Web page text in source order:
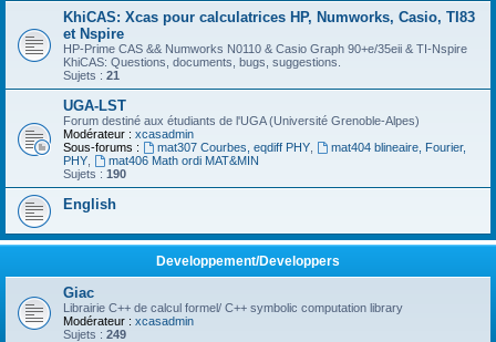
KhiCAS: Xcas pour calculatrices HP, Numworks, Casio, TI83
et Nspire
HP-Prime CAS && Numworks N0110 & Casio Graph 90+e/35eii & TI-Nspire
KhiCAS: Questions, documents, bugs, suggestions.
Sujets : 21
UGA-LST
Forum destiné aux étudiants de l'UGA (Université Grenoble-Alpes)
Modérateur : xcasadmin
Sous-forums :
mat307 Courbes, eqdiff PHY,
mat404 blineaire, Fourier,
PHY
mat406 Math ordi MAT&MIN
Sujets : 190
English
Developpement/Developpers
Giac
Librairie C++ de calcul formel/ C++ symbolic computation library
Modérateur : xcasadmin
Sujets : 249